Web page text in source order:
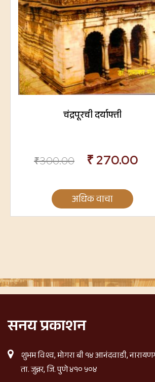
चंद्रपूरची दर्याफ्ती
₹300.00 ₹270.00
अधिक वाचा
सनय प्रकाशन
शुभम विश्व, मोगरा बी १४ आनंदवाडी,
ता. जुन्नर, जि. पुणे ४१० ५०४